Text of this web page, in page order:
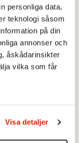
personliga data,
teknologi såsom
på din
annonser och
åskådarinsikter
vilka som får
när som
Visa detaljer
kategorierna